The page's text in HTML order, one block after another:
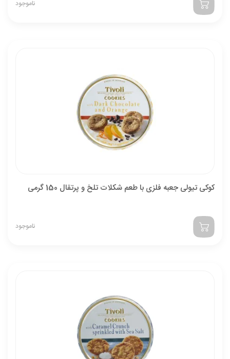
ناموجود
کوکی تیولی جعبه فلزی با طعم شکلات تلخ و پرتقال 150 گرمی
ناموجود